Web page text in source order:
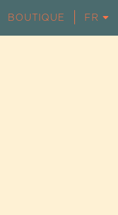
BOUTIQUE FR
EN